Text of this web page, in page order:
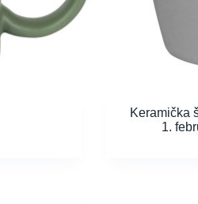
Keramička
1.